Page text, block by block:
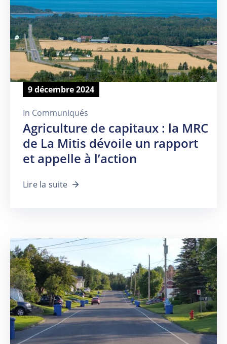
9 décembre 2024
In Communiqués
Agriculture de capitaux : la MRC
de La Mitis dévoile un rapport
et appelle à l’action
Lire la suite